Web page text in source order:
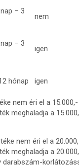
– 3
nem
– 3
igen
hónap igen
nem éri el a
meghaladja a
nem éri el a
meghaladja a